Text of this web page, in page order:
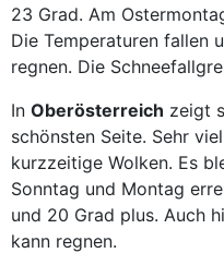
23 Grad. Am
Die Temperaturen fallen
regnen. Die
In Oberösterreich zeigt
schönsten Seite. Sehr
kurzzeitige Wolken. Es
Sonntag und Montag
und 20 Grad plus. Auch
kann regnen.